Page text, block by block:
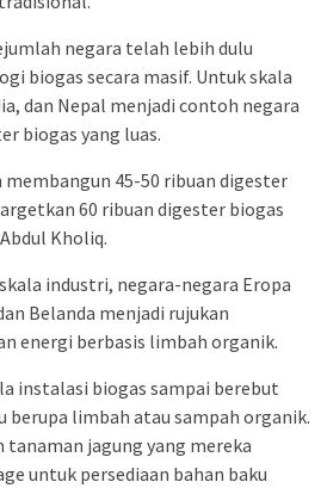
negara telah lebih dulu
biogas secara masif. Untuk skala
dan Nepal menjadi contoh negara
biogas yang luas.
45-50 ribuan digester
60 ribuan digester biogas
Kholiq.
industri, negara-negara Eropa
Belanda menjadi rujukan
energi berbasis limbah organik.
instalasi biogas sampai berebut
berupa limbah atau sampah organik.
tanaman jagung yang mereka
untuk persediaan bahan baku